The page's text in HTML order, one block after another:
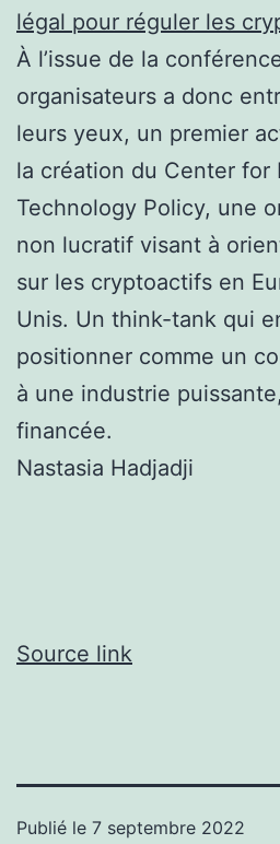
légal pour réguler les
À l’issue de la
organisateurs a donc
leurs yeux, un premier
la création du Center for
Technology Policy, une
non lucratif visant à
sur les cryptoactifs en
Unis. Un think-tank qui
positionner comme un
à une industrie
financée.
Nastasia Hadjadji
Source link
Publié le 7 septembre 2022